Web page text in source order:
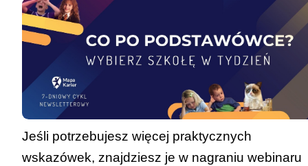
interdyscyplinarnego – 5 punktów.
Uzyskanie wysokiego miejsca w
zawodach wiedzy innych niż
wymienione wyżej, artystycznych lub
sportowych organizowanych przez
kuratora oświaty lub inne podmioty
Jeśli potrzebujesz więcej praktycznych
wskazówek, znajdziesz je w nagraniu webinaru